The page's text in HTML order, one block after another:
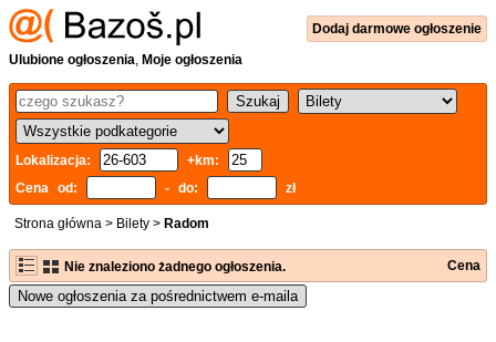
Dodaj darmowe ogłoszenie
Ulubione ogłoszenia, Moje ogłoszenia
Lokalizacja:
+km:
Cena od:
- do: zł
Strona główna > Bilety > Radom
Nie znaleziono żadnego ogłoszenia. Cena
Nowe ogłoszenia za pośrednictwem e-maila